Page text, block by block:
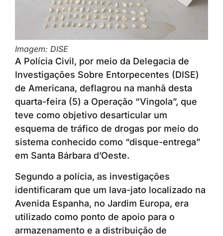
Imagem: DISE
A Polícia Civil, por meio da Delegacia de
Investigações Sobre Entorpecentes (DISE)
de Americana, deflagrou na manhã desta
quarta-feira (5) a Operação “Vingola”, que
teve como objetivo desarticular um
esquema de tráfico de drogas por meio do
sistema conhecido como “disque-entrega”
em Santa Bárbara d’Oeste.
Segundo a polícia, as investigações
identificaram que um lava-jato localizado na
Avenida Espanha, no Jardim Europa, era
utilizado como ponto de apoio para o
armazenamento e a distribuição de